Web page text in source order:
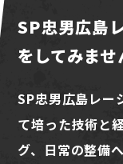
SP忠男広島
をしてみませ
SP忠男広島レー
て培った技術と
グ、日常の整備